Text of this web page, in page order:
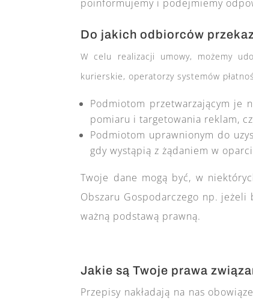
poinformujemy i podejmiemy
Do jakich odbiorców
W celu realizacji umowy, możemy
kurierskie, operatorzy systemów
Podmiotom przetwarzającym je
pomiaru i targetowania reklam,
Podmiotom uprawnionym do
gdy wystąpią z żądaniem w
Twoje dane mogą być, w
Obszaru Gospodarczego np.
ważną podstawą prawną.
Jakie są Twoje prawa
Przepisy nakładają na nas